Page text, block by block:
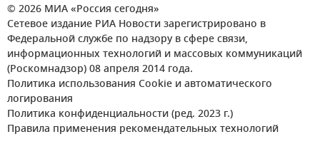
© 2026 МИА «Россия сегодня»
Сетевое издание РИА Новости зарегистрировано в
Федеральной службе по надзору в сфере связи,
информационных технологий и массовых коммуникаций
(Роскомнадзор) 08 апреля 2014 года.
Политика использования Cookie и автоматического
логирования
Политика конфиденциальности (ред. 2023 г.)
Правила применения рекомендательных технологий